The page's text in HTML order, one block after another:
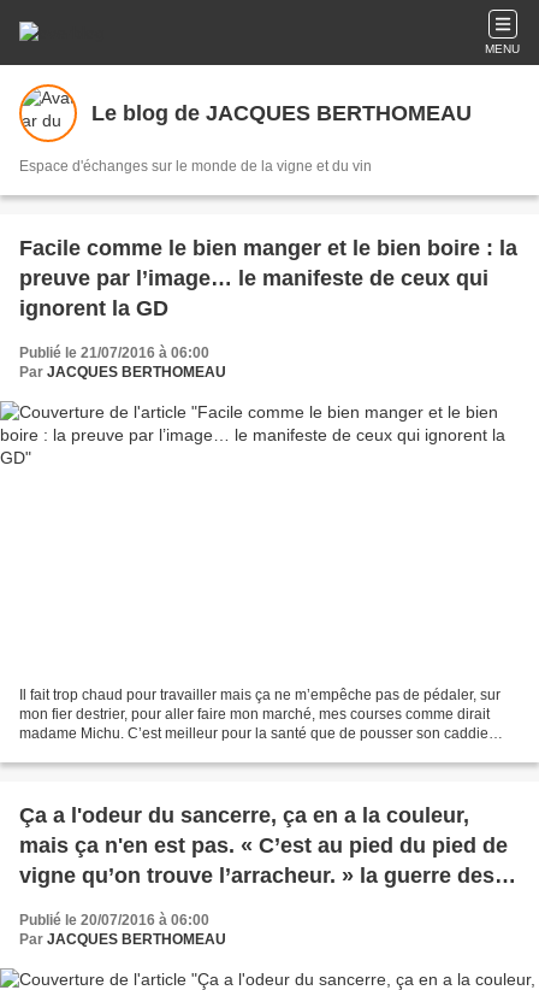
MENU
Le blog de JACQUES BERTHOMEAU
Espace d'échanges sur le monde de la vigne et du vin
Facile comme le bien manger et le bien boire : la
preuve par l’image… le manifeste de ceux qui
ignorent la GD
Publié le 21/07/2016 à 06:00
Par JACQUES BERTHOMEAU
Il fait trop chaud pour travailler mais ça ne m’empêche pas de pédaler, sur
mon fier destrier, pour aller faire mon marché, mes courses comme dirait
madame Michu. C’est meilleur pour la santé que de pousser son caddie
Ça a l'odeur du sancerre, ça en a la couleur,
mais ça n'en est pas. « C’est au pied du pied de
vigne qu’on trouve l’arracheur. » la guerre des
Publié le 20/07/2016 à 06:00
Par JACQUES BERTHOMEAU